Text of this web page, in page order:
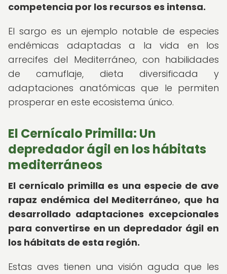
competencia por los recursos es intensa.
El sargo es un ejemplo notable de especies
endémicas adaptadas a la vida en los
arrecifes del Mediterráneo, con habilidades
de camuflaje, dieta diversificada y
adaptaciones anatómicas que le permiten
prosperar en este ecosistema único.
El Cernícalo Primilla: Un
depredador ágil en los hábitats
mediterráneos
El cernícalo primilla es una especie de ave
rapaz endémica del Mediterráneo, que ha
desarrollado adaptaciones excepcionales
para convertirse en un depredador ágil en
los hábitats de esta región.
Estas aves tienen una visión aguda que les